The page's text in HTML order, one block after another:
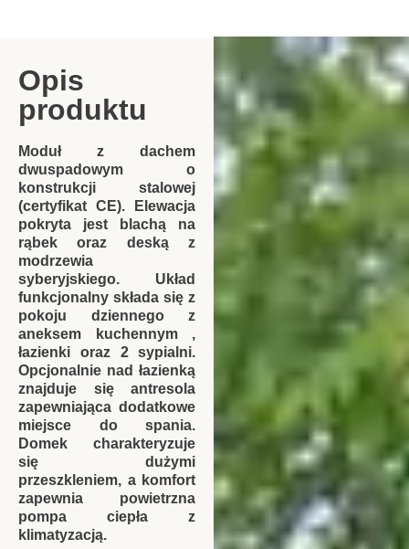
Opis
produktu
Moduł z dachem
dwuspadowym o
konstrukcji stalowej
(certyfikat CE). Elewacja
pokryta jest blachą na
rąbek oraz deską z
modrzewia
syberyjskiego. Układ
funkcjonalny składa się z
pokoju dziennego z
aneksem kuchennym ,
łazienki oraz 2 sypialni.
Opcjonalnie nad łazienką
znajduje się antresola
zapewniająca dodatkowe
miejsce do spania.
Domek charakteryzuje
się dużymi
przeszkleniem, a komfort
zapewnia powietrzna
pompa ciepła z
klimatyzacją.